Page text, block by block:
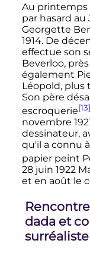
Au printemps
par hasard
Georgette
1914. De
effectue son
Beverloo,
également
Léopold, plus
Son père
escroquerie[13]
novembre
dessinateur,
qu'il a connu
papier peint
28 juin 1922
et en août le
dada et